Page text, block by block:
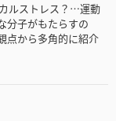
ルストレス？…運動
分子がもたらすの
点から多角的に紹介